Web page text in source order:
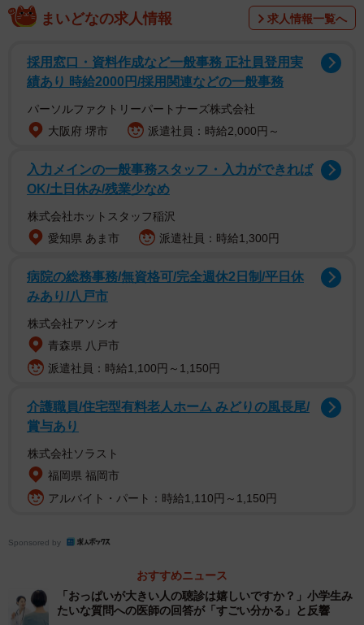
ンさん（@gan_nandaimon 以下キムさん）が、SNSで呼
「それは大問題」「お気の毒です」「戻ってくれることを
祈ります」などのコメントが寄せられた投稿は、またたく
間に拡散していきました。
についてキムさんに取材しました。
まいどなの求人情報 求人情報一覧へ
採用窓口・資料作成など一般事務 正社員登用実
績あり 時給2000円/採用関連などの一般事務
パーソルファクトリーパートナーズ株式会社
大阪府 堺市
派遣社員：時給2,000円～
入力メインの一般事務スタッフ・入力ができれば
OK/土日休み/残業少なめ
株式会社ホットスタッフ稲沢
愛知県 あま市
派遣社員：時給1,300円
病院の総務事務/無資格可/完全週休2日制/平日休
みあり/八戸市
株式会社アソシオ
青森県 八戸市
派遣社員：時給1,100円～1,150円
介護職員/住宅型有料老人ホーム みどりの風長尾/
賞与あり
株式会社ソラスト
福岡県 福岡市
アルバイト・パート：時給1,110円～1,150円
Sponsored by
おすすめニュース
「おっぱいが大きい人の聴診は嬉しいですか？」小学生み
たいな質問への医師の回答が「すごい分かる」と反響